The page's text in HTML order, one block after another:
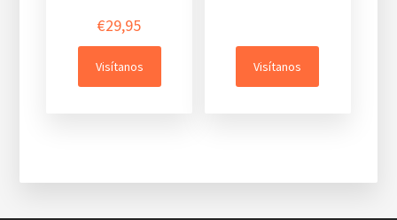
€29,95
Visítanos Visítanos